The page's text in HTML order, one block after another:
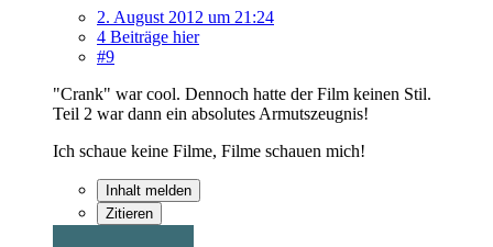
2. August 2012 um 21:24
4 Beiträge hier
#9
"Crank" war cool. Dennoch hatte der Film keinen Stil.
Teil 2 war dann ein absolutes Armutszeugnis!
Ich schaue keine Filme, Filme schauen mich!
Inhalt melden
Zitieren